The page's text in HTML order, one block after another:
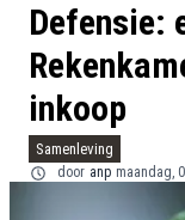
Defensie:
inkoop
Samenleving
door anp maandag,